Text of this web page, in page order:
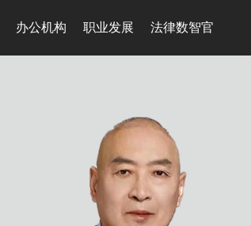
办公机构 职业发展 法律数智官